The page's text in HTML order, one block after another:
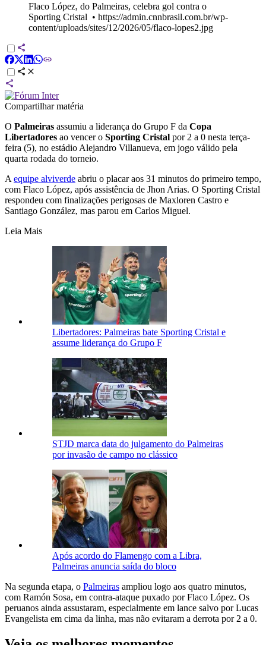
Flaco López, do Palmeiras, celebra gol contra o
Sporting Cristal • https://admin.cnnbrasil.com.br/wp-
content/uploads/sites/12/2026/05/flaco-lopes2.jpg
Compartilhar matéria
O Palmeiras assumiu a liderança do Grupo F da Copa
Libertadores ao vencer o Sporting Cristal por 2 a 0 nesta terça-
feira (5), no estádio Alejandro Villanueva, em jogo válido pela
quarta rodada do torneio.
A equipe alviverde abriu o placar aos 31 minutos do primeiro tempo,
com Flaco López, após assistência de Jhon Arias. O Sporting Cristal
respondeu com finalizações perigosas de Maxloren Castro e
Santiago González, mas parou em Carlos Miguel.
Leia Mais
Libertadores: Palmeiras bate Sporting Cristal e
assume liderança do Grupo F
STJD marca data do julgamento do Palmeiras
por invasão de campo no clássico
Após acordo do Flamengo com a Libra,
Palmeiras anuncia saída do bloco
Na segunda etapa, o Palmeiras ampliou logo aos quatro minutos,
com Ramón Sosa, em contra-ataque puxado por Flaco López. Os
peruanos ainda assustaram, especialmente em lance salvo por Lucas
Evangelista em cima da linha, mas não evitaram a derrota por 2 a 0.